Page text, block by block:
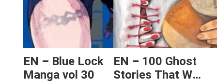
EN – Blue Lock
Manga vol 30
EN – 100 Ghost
Stories That Will